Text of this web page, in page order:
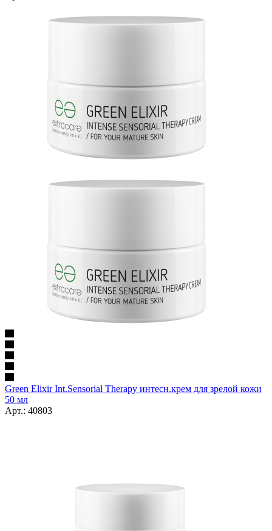
Green Elixir Int.Sensorial Therapy интесн.крем для зрелой кожи
50 мл
Арт.: 40803